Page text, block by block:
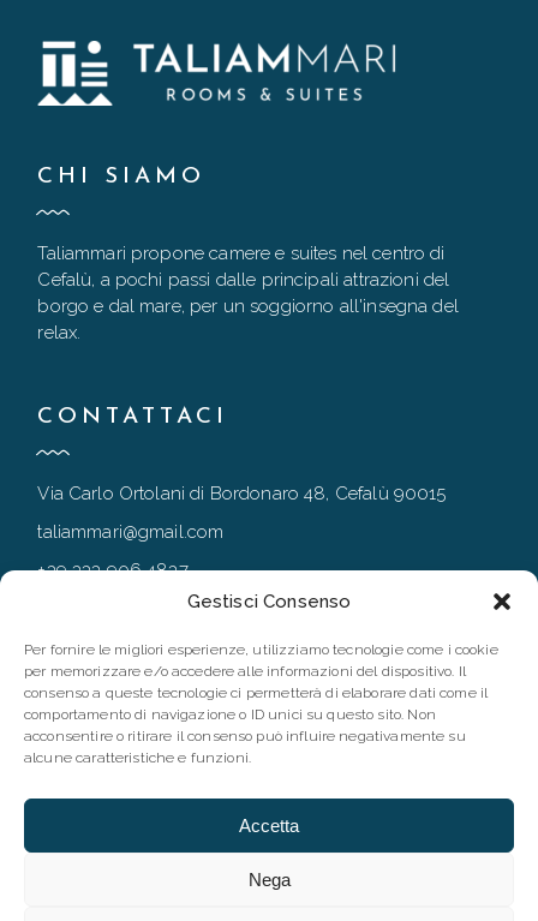
Gestisci Consenso
Per fornire le migliori esperienze, utilizziamo tecnologie come i cookie
per memorizzare e/o accedere alle informazioni del dispositivo. Il
consenso a queste tecnologie ci permetterà di elaborare dati come il
comportamento di navigazione o ID unici su questo sito. Non
acconsentire o ritirare il consenso può influire negativamente su
alcune caratteristiche e funzioni.
Accetta
Nega
CHI SIAMO
Taliammari propone camere e suites nel centro di
Cefalù, a pochi passi dalle principali attrazioni del
borgo e dal mare, per un soggiorno all'insegna del
relax.
CONTATTACI
Via Carlo Ortolani di Bordonaro 48, Cefalù 90015
taliammari@gmail.com
+39 333 906 4837
FOLLOW